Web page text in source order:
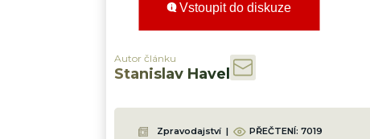
Vstoupit do diskuze
Autor článku
Stanislav Havel
Zpravodajství | PŘEČTENÍ: 7019